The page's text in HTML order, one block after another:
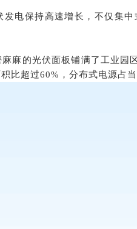
发电保持高速增长，不仅集
麻的光伏面板铺满了工业
比超过60%，分布式电源占